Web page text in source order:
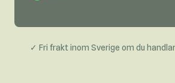
✓ Fri frakt inom Sverige om du